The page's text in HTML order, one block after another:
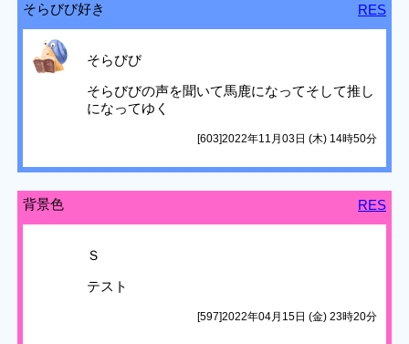
そらびび好き RES
そらびび
そらびびの声を聞いて馬鹿になってそして推し
になってゆく
[603]2022年11月03日 (木) 14時50分
背景色 RES
Ｓ
テスト
[597]2022年04月15日 (金) 23時20分